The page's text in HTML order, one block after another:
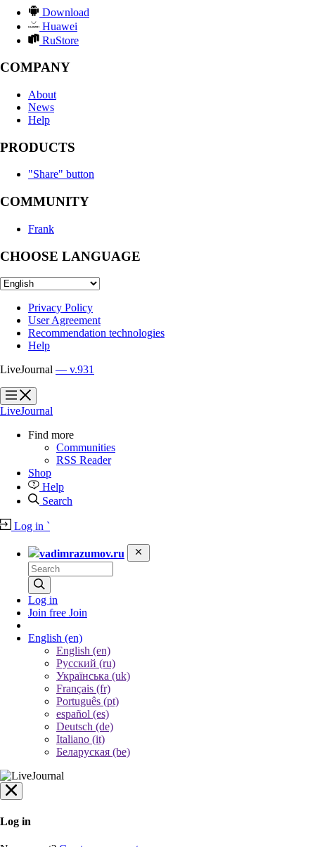
Download
Huawei
RuStore
COMPANY
About
News
Help
PRODUCTS
"Share" button
COMMUNITY
Frank
CHOOSE LANGUAGE
Privacy Policy
User Agreement
Recommendation technologies
Help
LiveJournal — v.931
?
?
LiveJournal
Find more
Communities
RSS Reader
Shop
Help
Search
Log in `
vadimrazumov.ru
Log in
Join free Join
English (en)
English (en)
Русский (ru)
Українська (uk)
Français (fr)
Português (pt)
español (es)
Deutsch (de)
Italiano (it)
Беларуская (be)
Log in